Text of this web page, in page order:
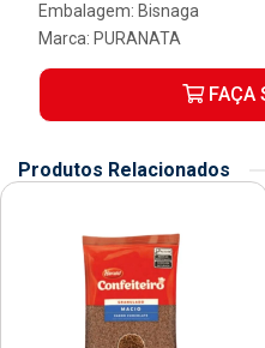
Embalagem: Bisnaga
Marca: PURANATA
FAÇA
Produtos Relacionados